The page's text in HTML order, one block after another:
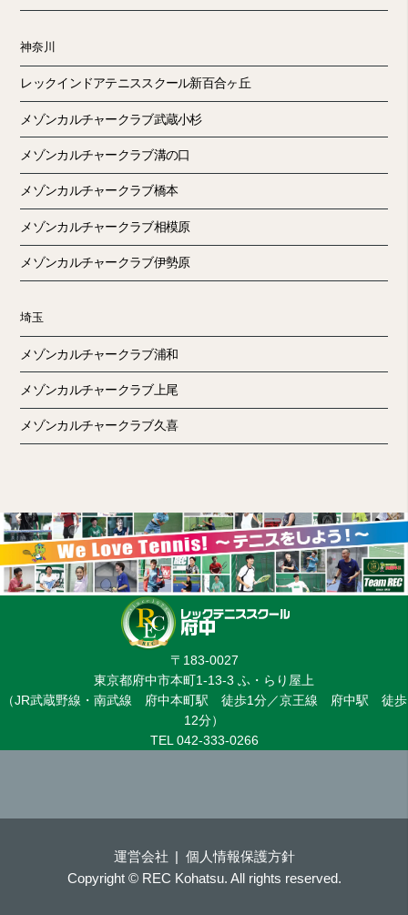
神奈川
レックインドアテニススクール新百合ヶ丘
メゾンカルチャークラブ武蔵小杉
メゾンカルチャークラブ溝の口
メゾンカルチャークラブ橋本
メゾンカルチャークラブ相模原
メゾンカルチャークラブ伊勢原
埼玉
メゾンカルチャークラブ浦和
メゾンカルチャークラブ上尾
メゾンカルチャークラブ久喜
〒183-0027
東京都府中市本町1-13-3 ふ・らり屋上
（JR武蔵野線・南武線 府中本町駅 徒歩1分／京王線 府中駅 徒歩
12分）
TEL 042-333-0266
運営会社 個人情報保護方針